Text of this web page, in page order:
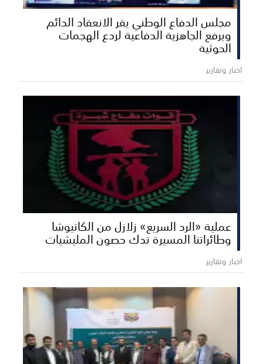
مجلس الدفاع الوطني يقر الانعقاد الدائم
ويرفع الجاهزية الدفاعية لردع الهجمات
الحوثية
اخبار وتقارير
عملية «الرد السريع» زلازل من الكاتيوشا
وطائراتنا المسيرة تدك حصون المليشيات
اخبار وتقارير